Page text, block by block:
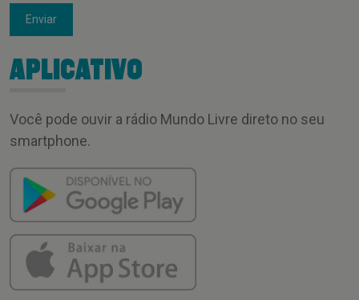
Enviar
APLICATIVO
Você pode ouvir a rádio Mundo Livre direto no seu
smartphone.